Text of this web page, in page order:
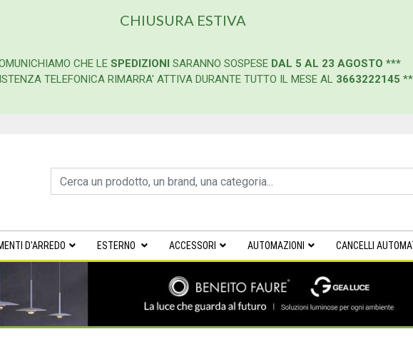
CHIUSURA ESTIVA
CHE LE SPEDIZIONI SARANNO SOSPESE DAL 5 AL 23 AGOSTO ***
TELEFONICA RIMARRA' ATTIVA DURANTE TUTTO IL MESE AL 3663222145
D'ARREDO ESTERNO ACCESSORI AUTOMAZIONI CANCELLI